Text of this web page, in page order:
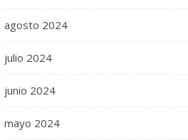
agosto 2024
julio 2024
junio 2024
mayo 2024